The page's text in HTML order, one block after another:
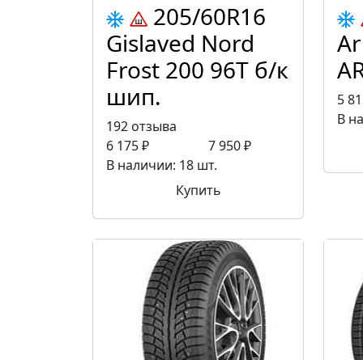
205/60R16
Gislaved Nord
Frost 200 96T б/к
шип.
192 отзыва
6 175 ₽
7 950 ₽
В наличии: 18 шт.
Купить
5
В